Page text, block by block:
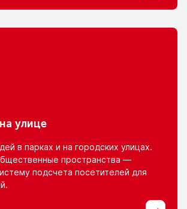
на улице
в парках и на городских улицах.
пространства —
подсчета посетителей для